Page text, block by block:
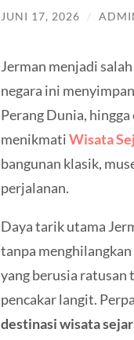
JUNI 17, 2026 /
Jerman menjadi
negara ini
Perang Dunia,
menikmatiWisata
bangunan klasik,
perjalanan.
Daya tarik utama
tanpa
yang berusia ratusan
pencakar langit.
destinasi wisata